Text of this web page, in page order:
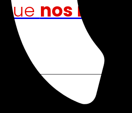
que nos mueve